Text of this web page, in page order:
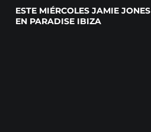
ESTE MIÉRCOLES JAMIE
EN PARADISE IBIZA